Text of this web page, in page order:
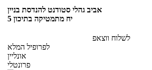
אביב גהלי סטודנט להנדסת בניין
5 יח מתמטיקה בתיכון
לשלוח ווצאפ
לפרופיל המלא
אונליין
פרונטלי